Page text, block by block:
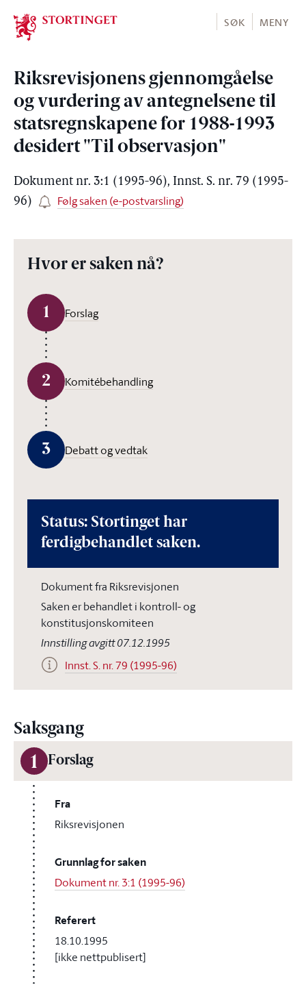
Stortinget.no
SØK MENY
Riksrevisjonens gjennomgåelse
og vurdering av antegnelsene til
statsregnskapene for 1988-1993
desidert "Til observasjon"
Dokument nr. 3:1 (1995-96), Innst. S. nr. 79 (1995-
96)
Følg saken (e-postvarsling)
Hvor er saken nå?
1 Forslag
2 Komitébehandling
3 Debatt og vedtak
Status: Stortinget har
ferdigbehandlet saken.
Dokument fra Riksrevisjonen
Saken er behandlet i kontroll- og
konstitusjonskomiteen
Innstilling avgitt 07.12.1995
Innst. S. nr. 79 (1995-96)
Saksgang
1 Forslag
Fra
Riksrevisjonen
Grunnlag for saken
Dokument nr. 3:1 (1995-96)
Referert
18.10.1995
[ikke nettpublisert]